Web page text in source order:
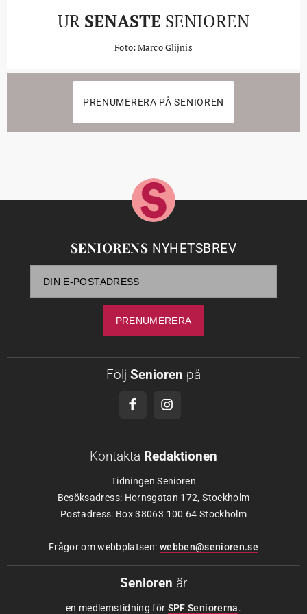
UR SENASTE SENIOREN
Foto: Marco Glijnis
PRENUMERERA PÅ SENIOREN
SENIORENS NYHETSBREV
Följ Senioren på
Kontakta Redaktionen
Tidningen Senioren
Besöksadress: Hornsgatan 172, Stockholm
Postadress: Box 38063 100 64 Stockholm
Frågor om webbplatsen: webben@senioren.se
Senioren är
en medlemstidning för SPF Seniorerna.